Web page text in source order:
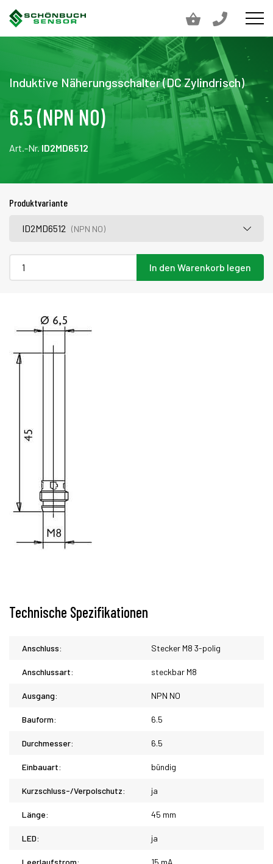
Induktive Näherungsschalter (DC Zylindrisch)
6.5 (NPN NO)
Art.-Nr. ID2MD6512
Produktvariante
ID2MD6512(NPN NO)
In den Warenkorb legen
Technische Spezifikationen
Anschluss: Stecker M8 3-polig
Anschlussart: steckbar M8
Ausgang: NPN NO
Bauform: 6.5
Durchmesser: 6.5
Einbauart: bündig
Kurzschluss-/Verpolschutz: ja
Länge: 45 mm
LED: ja
Leerlaufstrom: 15 mA